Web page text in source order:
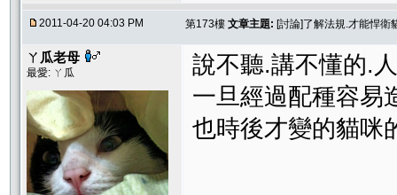
2011-04-20 04:03 PM 第173樓 文章主題: [討論]了解法規.才能悍衛
ㄚ瓜老母
最愛: ㄚ瓜
說不聽.講不懂的.
一旦經過配種容易
也時後才變的貓咪